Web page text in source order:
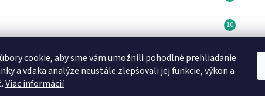
cookie, aby sme vám umožnili pohodlné prehliadanie
a vďaka analýze neustále zlepšovali jej funkcie, výkon a
Viac informácií
Minikoioi CZ DN FORMED Brno s.r.o Medela SK